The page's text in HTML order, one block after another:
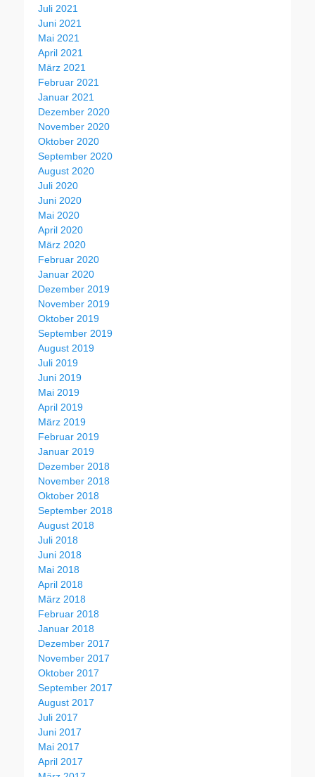
Juli 2021
Juni 2021
Mai 2021
April 2021
März 2021
Februar 2021
Januar 2021
Dezember 2020
November 2020
Oktober 2020
September 2020
August 2020
Juli 2020
Juni 2020
Mai 2020
April 2020
März 2020
Februar 2020
Januar 2020
Dezember 2019
November 2019
Oktober 2019
September 2019
August 2019
Juli 2019
Juni 2019
Mai 2019
April 2019
März 2019
Februar 2019
Januar 2019
Dezember 2018
November 2018
Oktober 2018
September 2018
August 2018
Juli 2018
Juni 2018
Mai 2018
April 2018
März 2018
Februar 2018
Januar 2018
Dezember 2017
November 2017
Oktober 2017
September 2017
August 2017
Juli 2017
Juni 2017
Mai 2017
April 2017